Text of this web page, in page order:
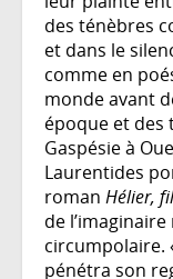
des ténèbres
et dans le
comme en
monde avant
époque et des
Gaspésie à
Laurentides
roman Hélier,
de
circumpolaire.
pénétra son